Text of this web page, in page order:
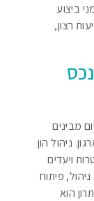
ביצוע
רצון,
מבינים
ניהול הון
ויעדים
פיתוח
הוא